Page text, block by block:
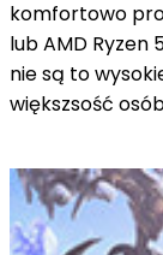
komfortowo
lub AMD Ryzen
nie są to
większsość